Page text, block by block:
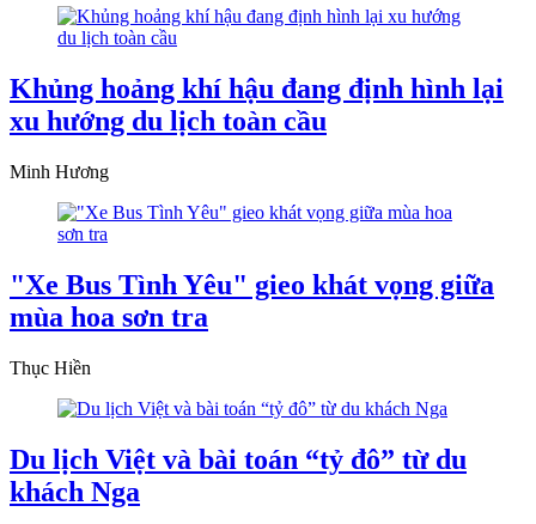
Khủng hoảng khí hậu đang định hình lại
xu hướng du lịch toàn cầu
Minh Hương
"Xe Bus Tình Yêu" gieo khát vọng giữa
mùa hoa sơn tra
Thục Hiền
Du lịch Việt và bài toán “tỷ đô” từ du
khách Nga